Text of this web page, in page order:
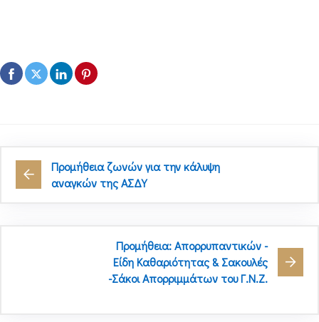
Προμήθεια ζωνών για την κάλυψη
αναγκών της ΑΣΔΥ
Προμήθεια: Απορρυπαντικών -
Είδη Καθαριότητας & Σακουλές
-Σάκοι Απορριμμάτων του Γ.Ν.Ζ.